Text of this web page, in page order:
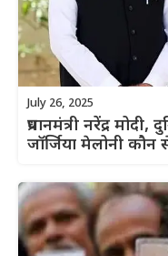
July 26, 2025
प्रधानमंत्री नरेंद्र
जॉर्जिया मेलोनी कौन